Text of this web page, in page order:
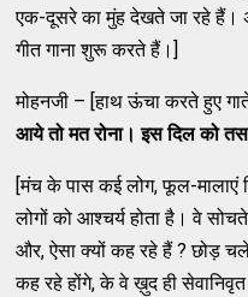
एक-दूसरे का मुंह देखते जा रहे हैं।
गीत गाना शुरू करते हैं।]
मोहनजी – [हाथ ऊंचा करते हुए
आये तो मत रोना। इस दिल को
[मंच के पास कई लोग, फूल-
लोगों को आश्चर्य होता है। वे
और, ऐसा क्यों कह रहे हैं ? छोड़
कह रहे होंगे, के वे ख़ुद ही